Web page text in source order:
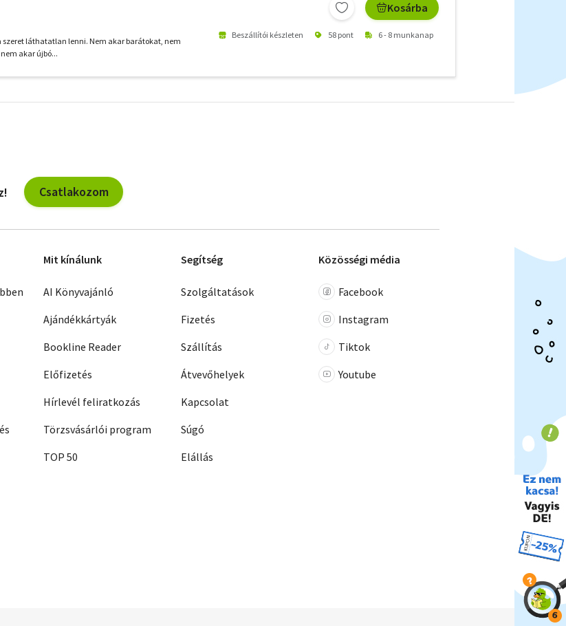
szeret láthatatlan lenni. Nem akar barátokat, nem
akar újbó...
Kosárba
Beszállítói készleten 58 pont 6 - 8 munkanap
szűrők
Csatlakozom
Mit kínálunk
AI Könyvajánló
Ajándékkártyák
Bookline Reader
Előfizetés
Hírlevél feliratkozás
Törzsvásárlói program
TOP 50
Segítség
Szolgáltatások
Fizetés
Szállítás
Átvevőhelyek
Kapcsolat
Súgó
Elállás
Közösségi média
Facebook
Instagram
Tiktok
Youtube